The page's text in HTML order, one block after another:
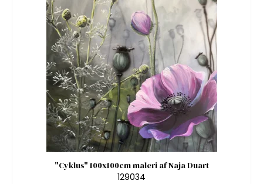
"Cyklus" 100x100cm maleri af Naja Duart
129034